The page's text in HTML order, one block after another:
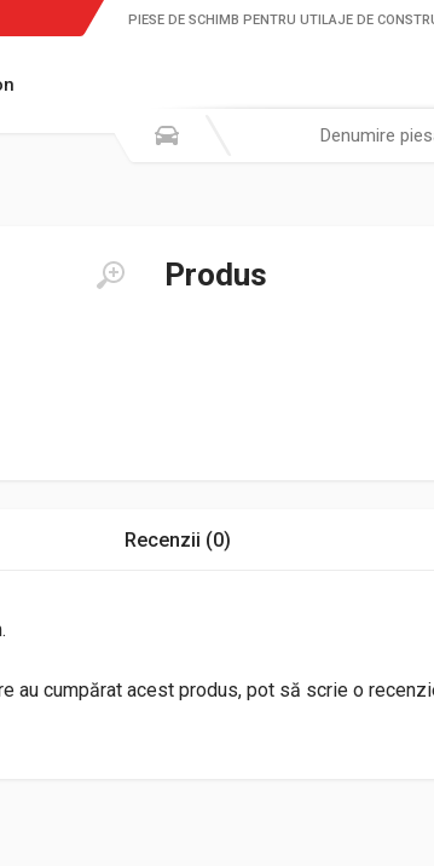
PIESE DE SCHIMB PENTRU UTILAJE DE
Produs
Recenzii (0)
au cumpărat acest produs, pot să scrie o